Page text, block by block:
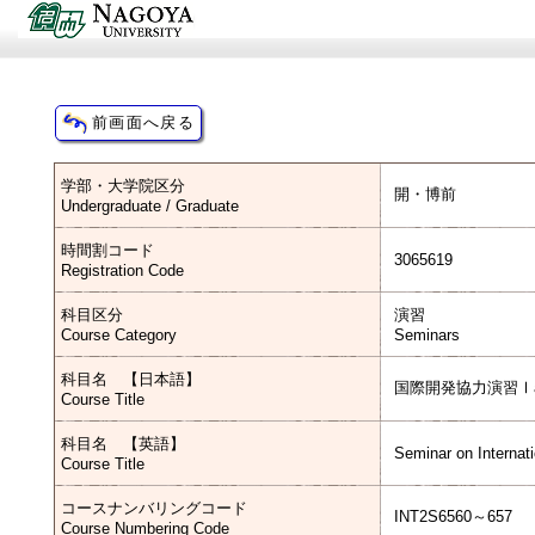
学部・大学院区分
Undergraduate / Graduate
開・博前
時間割コード
Registration Code
3065619
科目区分
Course Category
演習
Seminars
科目名 【日本語】
Course Title
国際開発協力演習
科目名 【英語】
Course Title
Seminar on
コースナンバリングコード
Course Numbering Code
INT2S6560～657